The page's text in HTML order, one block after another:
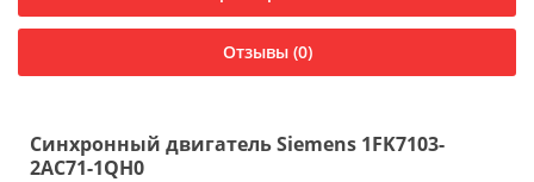
Отзывы (0)
Синхронный двигатель Siemens 1FK7103-
2AC71-1QH0